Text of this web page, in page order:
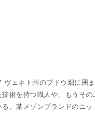
ェネト州のブドウ畑に囲
術を持つ職人や、もうそ
。某メゾンブランドのニ